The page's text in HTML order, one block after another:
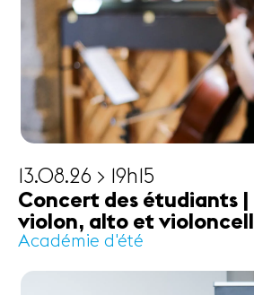
13.08.26 > 19h15
Concert des étudiants
violon, alto et
Académie d'été